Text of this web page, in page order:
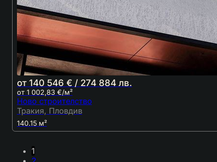
от 140 546 € / 274 884 лв.
от 1 002,83 €/м²
Ново строителство
Тракия, Пловдив
140.15 м²
1